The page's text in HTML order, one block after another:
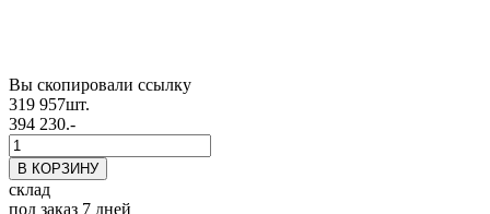
Вы скопировали ссылку
319 957шт.
394 230.-
склад
под заказ 7 дней